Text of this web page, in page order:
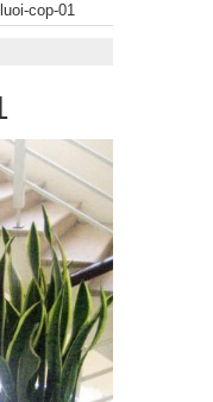
cop-01